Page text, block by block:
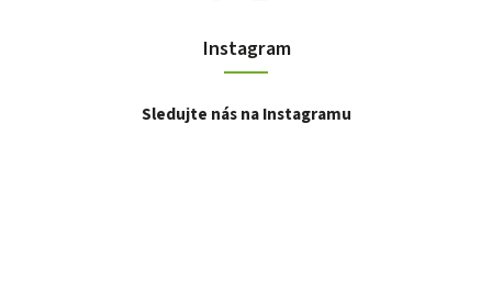
Instagram
Sledujte nás na Instagramu